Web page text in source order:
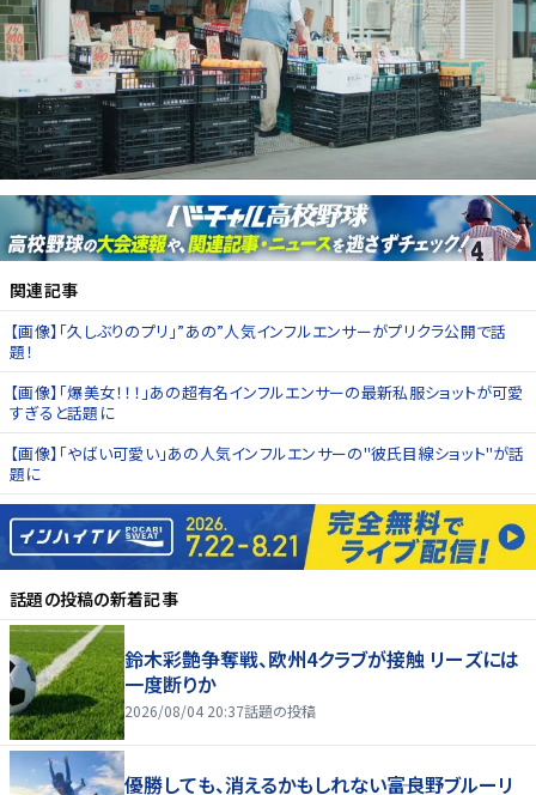
関連記事
【画像】「久しぶりのプリ」”あの”人気インフルエンサーがプリクラ公開で話
題！
【画像】「爆美女！！！」あの超有名インフルエンサーの最新私服ショットが可愛
すぎると話題に
【画像】「やばい可愛い」あの人気インフルエンサーの"彼氏目線ショット"が話
題に
話題の投稿の新着記事
鈴木彩艶争奪戦、欧州4クラブが接触 リーズには
一度断りか
2026/08/04 20:37話題の投稿
優勝しても、消えるかもしれない――富良野ブルーリ